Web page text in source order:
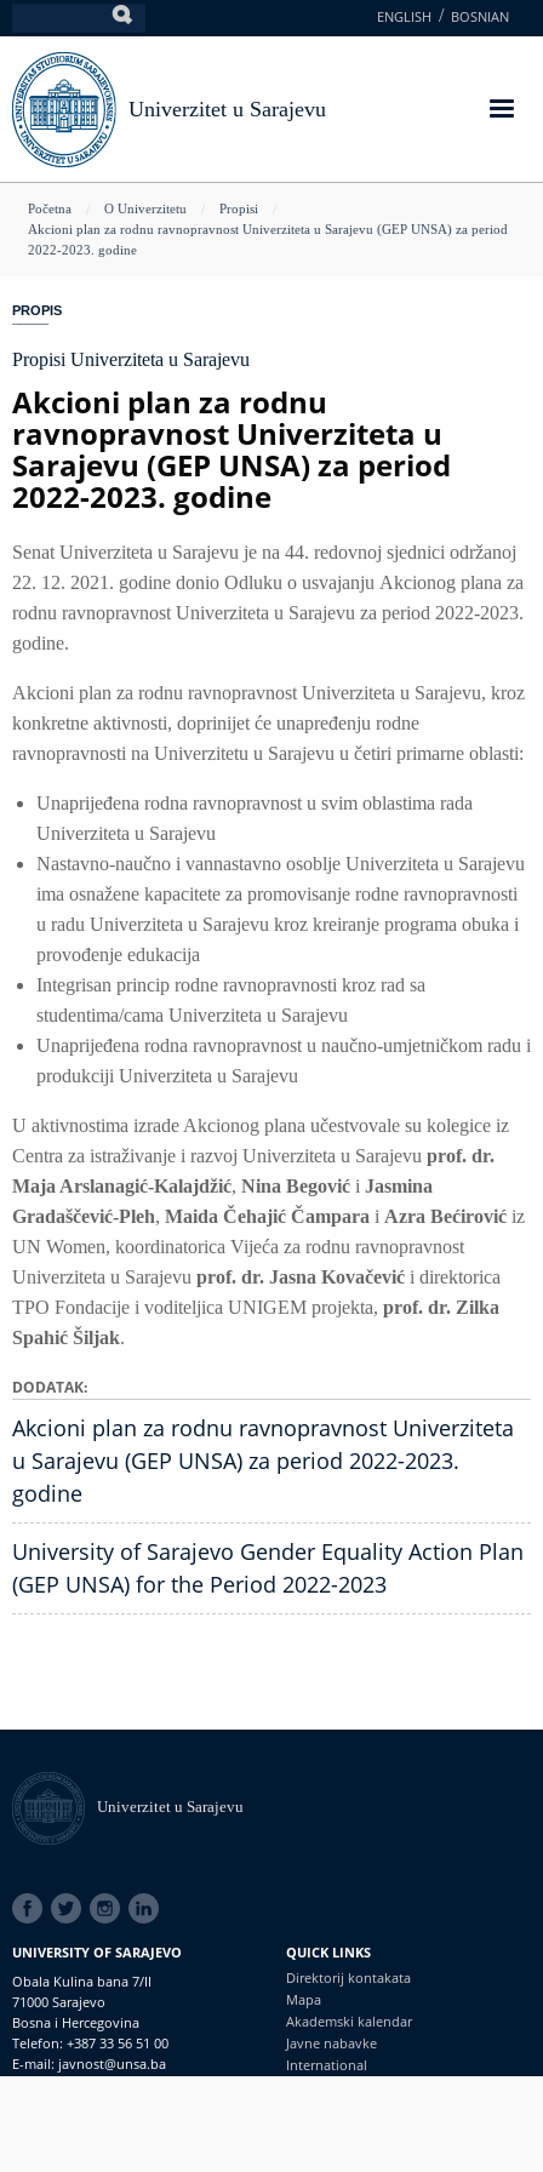
na
glavni
sadržaj
ENGLISH BOSNIAN
Univerzitet u Sarajevu
You
are
Početna O Univerzitetu
Propisi
Akcioni plan za rodnu ravnopravnost Univerziteta u Sarajevu (GEP UNSA) za period
2022-2023. godine
PROPIS
Propisi Univerziteta u Sarajevu
Akcioni plan za rodnu
ravnopravnost Univerziteta u
Sarajevu (GEP UNSA) za period
2022-2023. godine
Senat Univerziteta u Sarajevu je na 44. redovnoj sjednici održanoj
22. 12. 2021. godine donio Odluku o usvajanju Akcionog plana za
rodnu ravnopravnost Univerziteta u Sarajevu za period 2022-2023.
godine.
Akcioni plan za rodnu ravnopravnost Univerziteta u Sarajevu, kroz
konkretne aktivnosti, doprinijet će unapređenju rodne
ravnopravnosti na Univerzitetu u Sarajevu u četiri primarne oblasti:
Unaprijeđena rodna ravnopravnost u svim oblastima rada
Univerziteta u Sarajevu
Nastavno-naučno i vannastavno osoblje Univerziteta u Sarajevu
ima osnažene kapacitete za promovisanje rodne ravnopravnosti
u radu Univerziteta u Sarajevu kroz kreiranje programa obuka i
provođenje edukacija
Integrisan princip rodne ravnopravnosti kroz rad sa
studentima/cama Univerziteta u Sarajevu
Unaprijeđena rodna ravnopravnost u naučno-umjetničkom radu i
produkciji Univerziteta u Sarajevu
U aktivnostima izrade Akcionog plana učestvovale su kolegice iz
Centra za istraživanje i razvoj Univerziteta u Sarajevu prof. dr.
Maja Arslanagić-Kalajdžić, Nina Begović i Jasmina
Gradaščević-Pleh, Maida Čehajić Čampara i Azra Bećirović iz
UN Women, koordinatorica Vijeća za rodnu ravnopravnost
Univerziteta u Sarajevu prof. dr. Jasna Kovačević i direktorica
TPO Fondacije i voditeljica UNIGEM projekta, prof. dr. Zilka
Spahić Šiljak.
DODATAK
Akcioni plan za rodnu ravnopravnost Univerziteta
u Sarajevu (GEP UNSA) za period 2022-2023.
godine
University of Sarajevo Gender Equality Action Plan
(GEP UNSA) for the Period 2022-2023
Univerzitet u Sarajevu
SOCIAL
LINKS
UNIVERSITY OF SARAJEVO
Obala Kulina bana 7/II
71000 Sarajevo
Bosna i Hercegovina
Telefon: +387 33 56 51 00
E-mail: javnost@unsa.ba
QUICK LINKS
Direktorij kontakata
Mapa
Akademski kalendar
Javne nabavke
International